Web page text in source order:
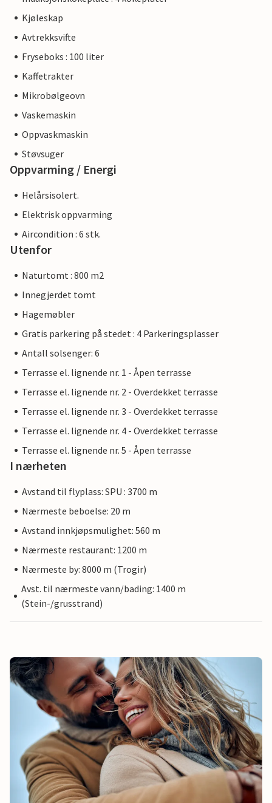
Kjøleskap
Avtrekksvifte
Fryseboks : 100 liter
Kaffetrakter
Mikrobølgeovn
Vaskemaskin
Oppvaskmaskin
Støvsuger
Oppvarming / Energi
Helårsisolert.
Elektrisk oppvarming
Aircondition : 6 stk.
Utenfor
Naturtomt : 800 m2
Innegjerdet tomt
Hagemøbler
Gratis parkering på stedet : 4 Parkeringsplasser
Antall solsenger: 6
Terrasse el. lignende nr. 1 - Åpen terrasse
Terrasse el. lignende nr. 2 - Overdekket terrasse
Terrasse el. lignende nr. 3 - Overdekket terrasse
Terrasse el. lignende nr. 4 - Overdekket terrasse
Terrasse el. lignende nr. 5 - Åpen terrasse
I nærheten
Avstand til flyplass: SPU : 3700 m
Nærmeste beboelse: 20 m
Avstand innkjøpsmulighet: 560 m
Nærmeste restaurant: 1200 m
Nærmeste by: 8000 m (Trogir)
Avst. til nærmeste vann/bading: 1400 m
(Stein-/grusstrand)